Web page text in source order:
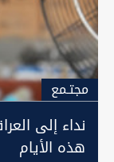
مجتـمع
نداء إلى
هذه الأيام